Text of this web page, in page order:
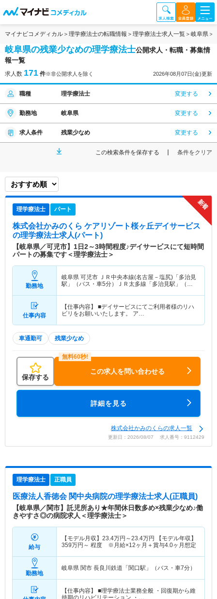
マイナビコメディカル 理学療法士の転職情報 理学療法士求人一覧 岐阜県
岐阜県の残業少なめの理学療法士公開求人・転職・募集情
報一覧
求人数 171 件※非公開求人を除く 2026年08月07日(金)更新
職種 理学療法士 変更する
勤務地 岐阜県 変更する
求人条件 残業少なめ 変更する
この検索条件を保存する 条件をクリア
理学療法士 パート
株式会社かみのくら ケアリゾート桜ヶ丘デイサービス
の理学療法士求人(パート)
【岐阜県／可児市】1日2～3時間程度♪デイサービスにて短時間
パートの募集です＜理学療法士＞
勤務地
岐阜県 可児市
ＪＲ中央本線(名古屋－塩尻)「多治見
駅」（バス・車5分）ＪＲ太多線「多治見駅」（バ
仕事内容
【仕事内容】 ■デイサービスにてご利用者様のリハ
ビリをお願いいたします。 ア…
車通勤可 残業少なめ
保存する
この求人を問い合わせる
詳細を見る
株式会社かみのくらの求人一覧
更新日：2026/08/07 求人番号：9112429
理学療法士 正職員
医療法人香徳会 関中央病院の理学療法士求人(正職員)
【岐阜県／関市】託児所あり★年間休日数多め×残業少なめ♪働
きやすさ◎の病院求人＜理学療法士＞
給与
【モデル月収】 23.4万円～23.4万円 【モデル年収】
359万円～ 程度 ※月給×12ヶ月＋賞与4.0ヶ月想定
勤務地
岐阜県 関市 長良川鉄道「関口駅」（バス・車7分）
【仕事内容】 ■理学療法士業務全般 ・回復期から維
持期のリハビリテーション ・…